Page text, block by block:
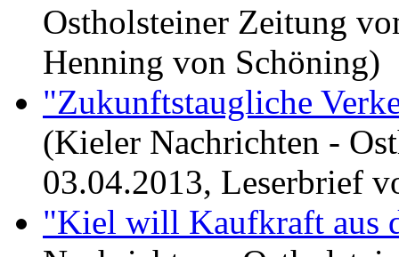
Ostholsteiner Zeitung
Henning von Schöning)
"Zukunftstaugliche
(Kieler Nachrichten -
03.04.2013, Leserbrief
"Kiel will Kaufkraft aus